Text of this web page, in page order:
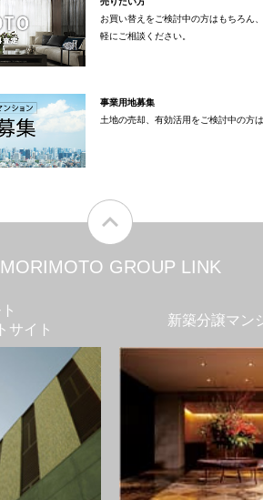
お買い替えをご検討中の方はもちろん
軽にご相談ください。
事業用地募集
土地の売却、有効活用をご検討中の方
MORIMOTO GROUP LINK
サイト
新築分譲マン